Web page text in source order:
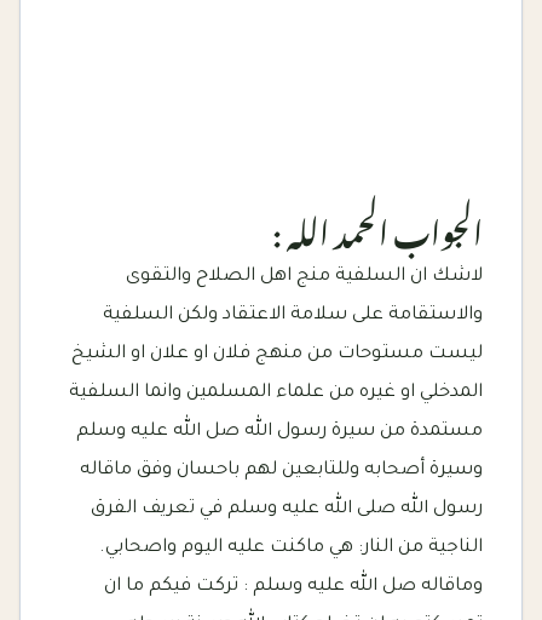
الجواب الحمد الله :
لاشك ان السلفية منج اهل الصلاح والتقوى
والاستقامة على سلامة الاعتقاد ولكن السلفية
ليست مستوحات من منهج فلان او علان او الشيخ
المدخلي او غيره من علماء المسلمين وانما السلفية
مستمدة من سيرة رسول الله صل الله عليه وسلم
وسيرة أصحابه وللتابعين لهم باحسان وفق ماقاله
رسول الله صلى الله عليه وسلم في تعريف الفرق
الناجية من النار: هي ماكنت عليه اليوم واصحابي.
وماقاله صل الله عليه وسلم : تركت فيكم ما ان